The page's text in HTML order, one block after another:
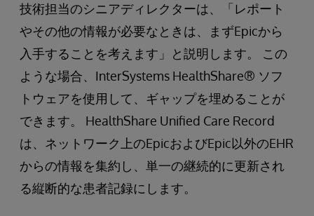
技術担当のシニアディレクターは、「レポート
やその他の情報が必要なときは、まずEpicから
入手することを考えます」と説明します。 この
ような場合、InterSystems HealthShare® ソフ
トウェアを使用して、ギャップを埋めることが
できます。 HealthShare Unified Care Record
は、ネットワーク上のEpicおよびEpic以外のEHR
からの情報を集約し、単一の継続的に更新され
る縦断的な患者記録にします。